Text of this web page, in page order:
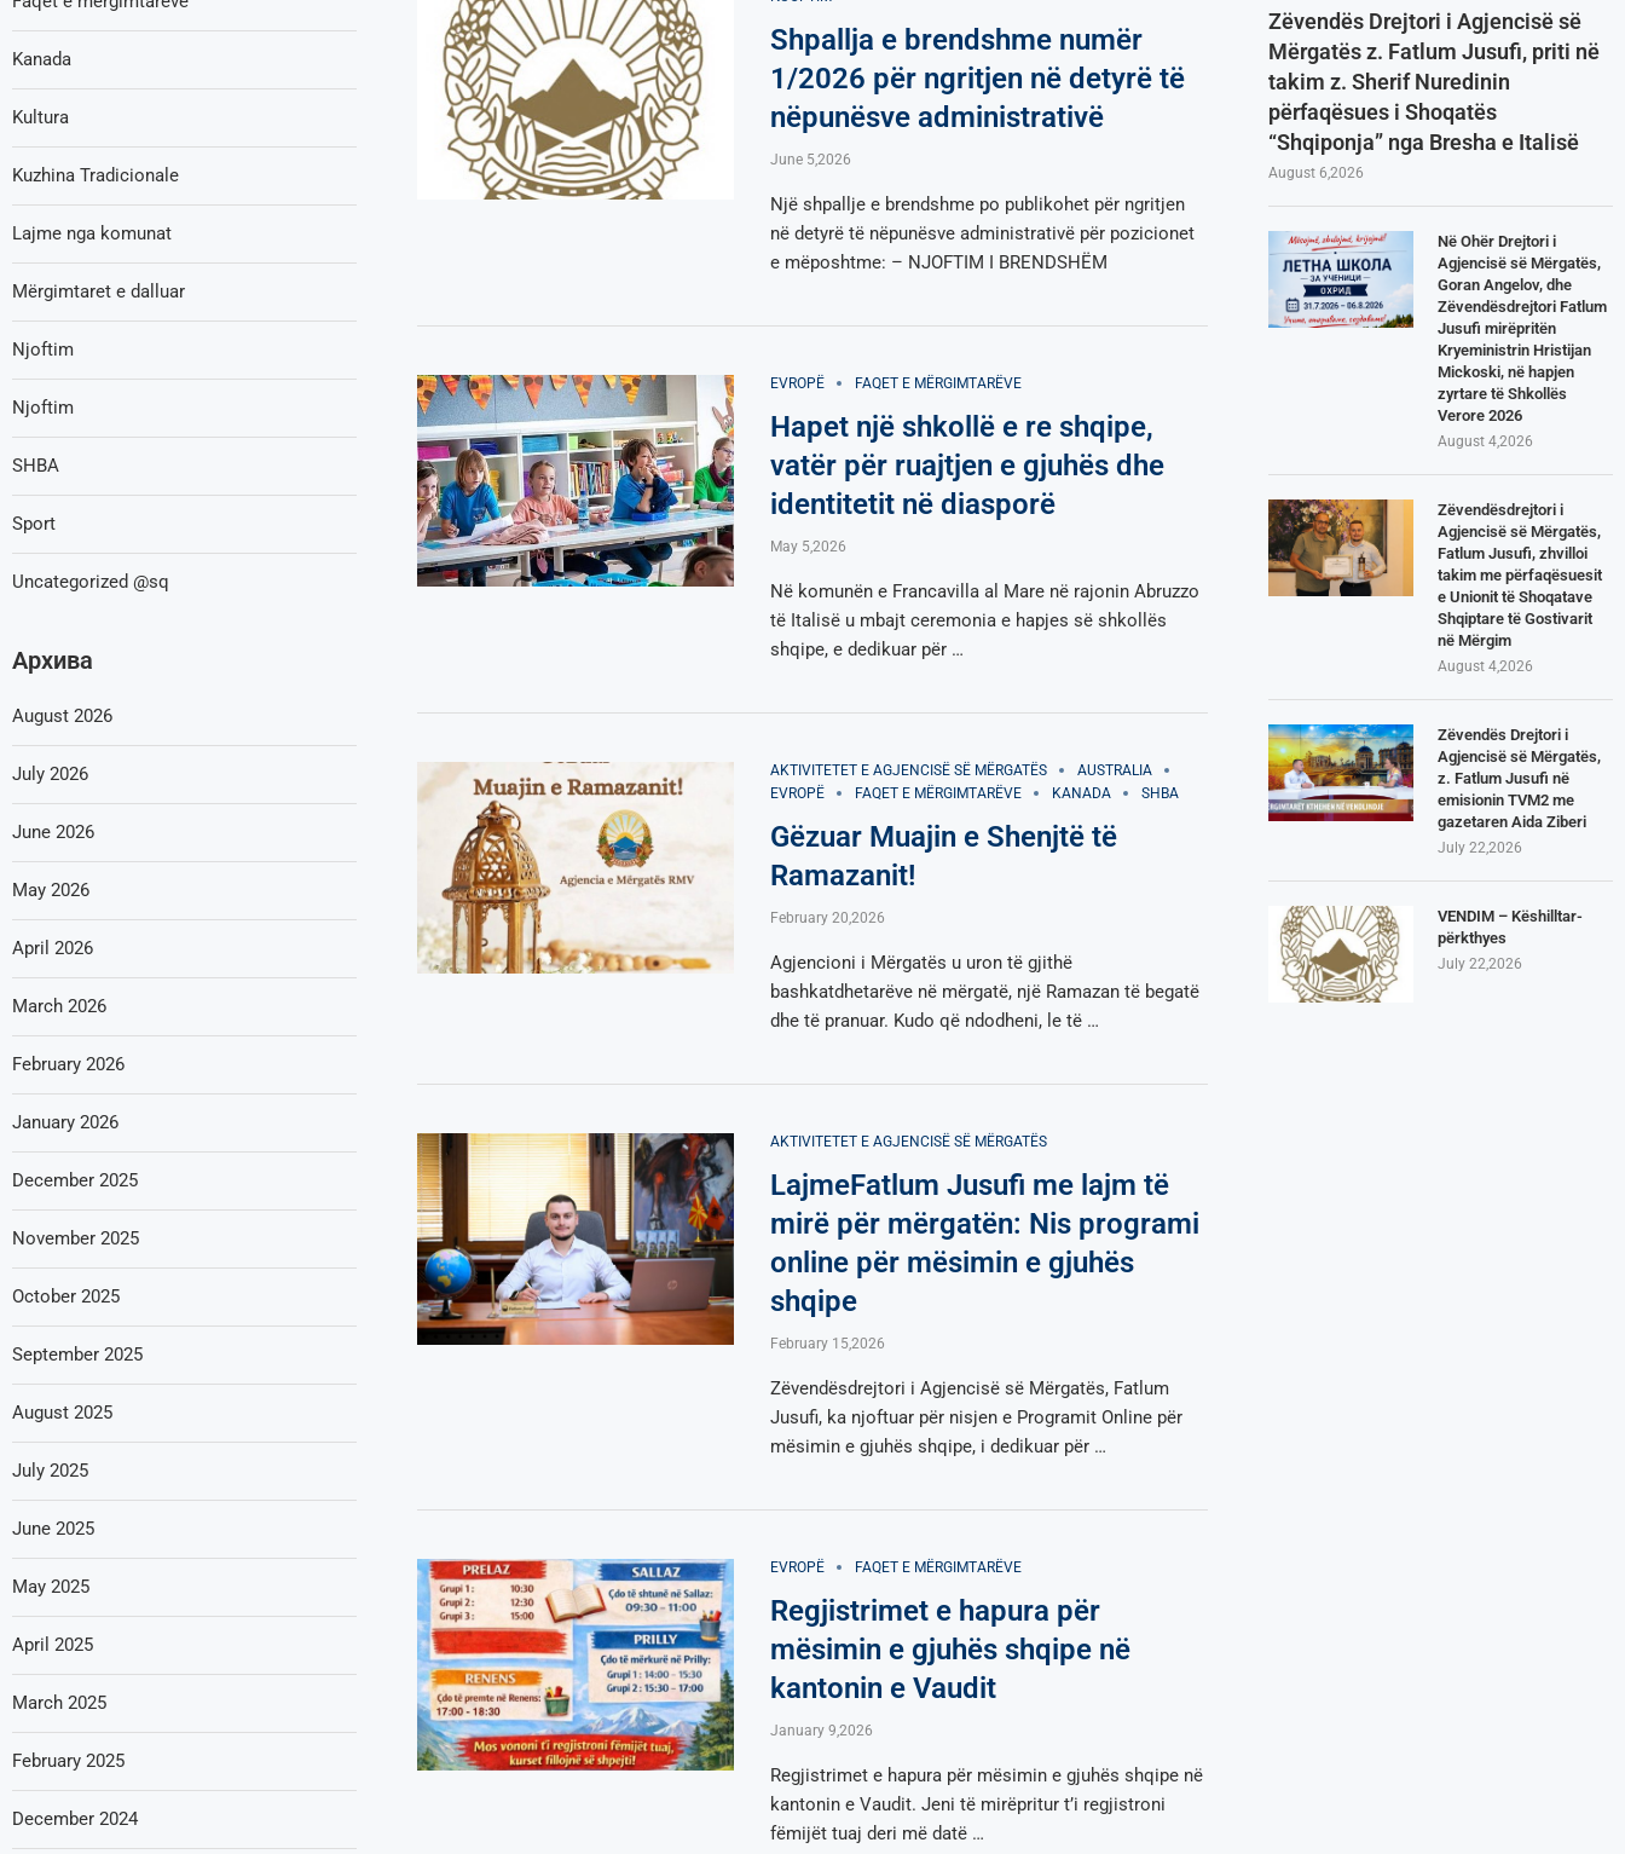
Shpallja e brendshme numër
1/2026 për ngritjen në detyrë të
nëpunësve administrativë
June 5,2026
Një shpallje e brendshme po publikohet për ngritjen
në detyrë të nëpunësve administrativë për pozicionet
e mëposhtme: – NJOFTIM I BRENDSHËM
EVROPË FAQET E MËRGIMTARËVE
Hapet një shkollë e re shqipe,
vatër për ruajtjen e gjuhës dhe
identitetit në diasporë
May 5,2026
Në komunën e Francavilla al Mare në rajonin Abruzzo
të Italisë u mbajt ceremonia e hapjes së shkollës
shqipe, e dedikuar për …
AKTIVITETET E AGJENCISË SË МËRGATËS
AUSTRALIA
EVROPË
FAQET E MËRGIMTARËVE KANADA SHBA
Gëzuar Muajin e Shenjtë të
Ramazanit!
February 20,2026
Agjencioni i Mërgatës u uron të gjithë
bashkatdhetarëve në mërgatë, një Ramazan të begatë
dhe të pranuar. Kudo që ndodheni, le të …
AKTIVITETET E AGJENCISË SË МËRGATËS
LajmeFatlum Jusufi me lajm të
mirë për mërgatën: Nis programi
online për mësimin e gjuhës
shqipe
February 15,2026
Zëvendësdrejtori i Agjencisë së Mërgatës, Fatlum
Jusufi, ka njoftuar për nisjen e Programit Online për
mësimin e gjuhës shqipe, i dedikuar për …
EVROPË FAQET E MËRGIMTARËVE
Regjistrimet e hapura për
mësimin e gjuhës shqipe në
kantonin e Vaudit
January 9,2026
Regjistrimet e hapura për mësimin e gjuhës shqipe në
kantonin e Vaudit. Jeni të mirëpritur t’i regjistroni
fëmijët tuaj deri më datë …
Zëvendës Drejtori i Agjencisë së
Mërgatës z. Fatlum Jusufi, priti në
takim z. Sherif Nuredinin
përfaqësues i Shoqatës
“Shqiponja” nga Bresha e Italisë
August 6,2026
Në Ohër Drejtori i
Agjencisë së Mërgatës,
Goran Angelov, dhe
Zëvendësdrejtori Fatlum
Jusufi mirëpritën
Kryeministrin Hristijan
Mickoski, në hapjen
zyrtare të Shkollës
Verore 2026
August 4,2026
Zëvendësdrejtori i
Agjencisë së Mërgatës,
Fatlum Jusufi, zhvilloi
takim me përfaqësuesit
e Unionit të Shoqatave
Shqiptare të Gostivarit
në Mërgim
August 4,2026
Zëvendës Drejtori i
Agjencisë së Mërgatës,
z. Fatlum Jusufi në
emisionin TVM2 me
gazetaren Aida Ziberi
July 22,2026
VENDIM – Këshilltar-
përkthyes
July 22,2026
Kanada
Kultura
Kuzhina Tradicionale
Lajme nga komunat
Mërgimtaret e dalluar
Njoftim
Njoftim
SHBA
Sport
Uncategorized @sq
Архива
August 2026
July 2026
June 2026
May 2026
April 2026
March 2026
February 2026
January 2026
December 2025
November 2025
October 2025
September 2025
August 2025
July 2025
June 2025
May 2025
April 2025
March 2025
February 2025
December 2024